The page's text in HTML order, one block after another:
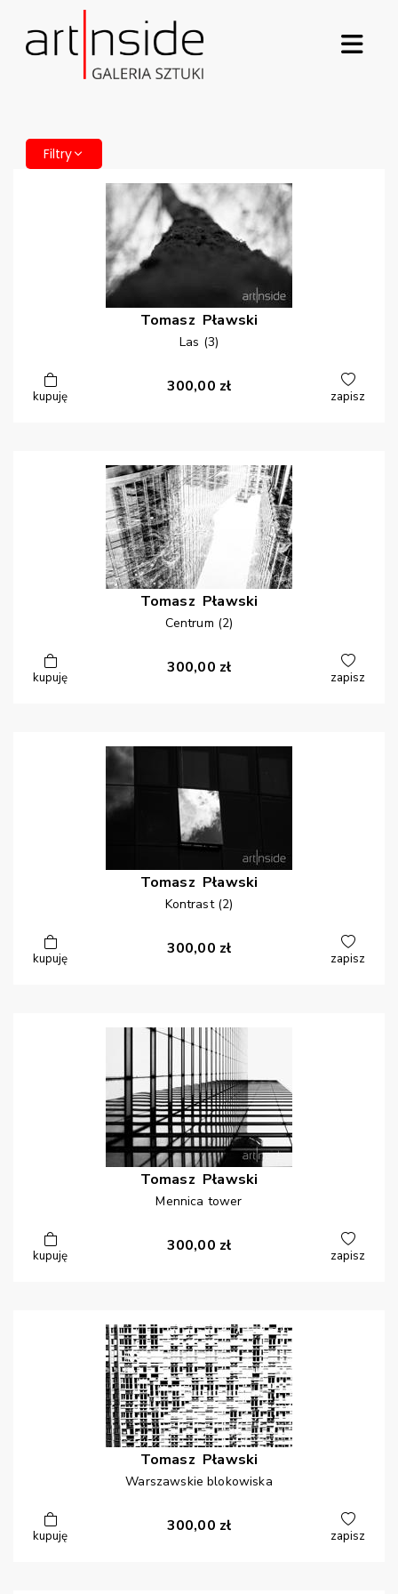
Filtry
Tomasz Pławski
Las (3)
kupuję
300,00 zł
zapisz
Tomasz Pławski
Centrum (2)
kupuję
300,00 zł
zapisz
Tomasz Pławski
Kontrast (2)
kupuję
300,00 zł
zapisz
Tomasz Pławski
Mennica tower
kupuję
300,00 zł
zapisz
Tomasz Pławski
Warszawskie blokowiska
kupuję
300,00 zł
zapisz